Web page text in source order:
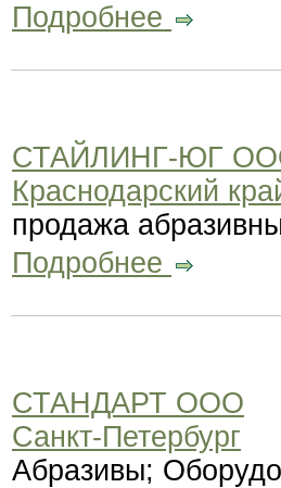
Подробнее
СТАЙЛИНГ-ЮГ
Краснодарский
продажа
Подробнее
СТАНДАРТ ООО
Санкт-Петербург
Абразивы;